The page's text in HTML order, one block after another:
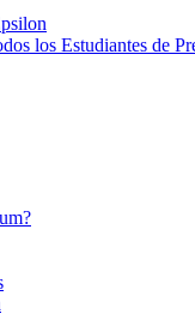
los Estudiantes de